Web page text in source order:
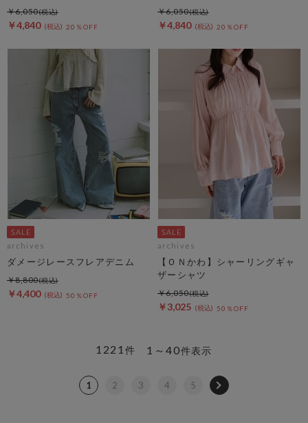
バー
￥4,840 20％OFF
￥6,050
￥4,840 20％OFF
￥6,050
archives
ダメージレースフレアデニム
￥4,400 50％OFF
￥8,800
archives
【ＯＮかわ】シャーリングギャ
ザーシャツ
￥3,025 50％OFF
￥6,050
1～40件表示
1221 件
1 2 3 4 5